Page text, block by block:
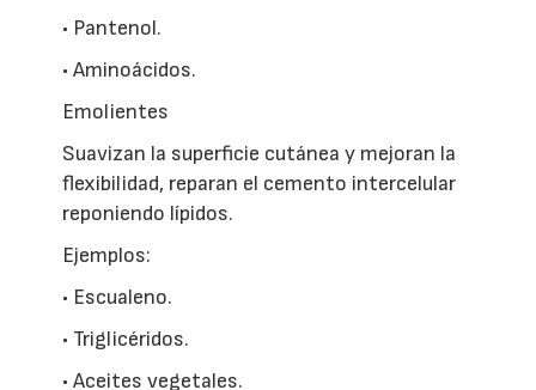
• Pantenol.
• Aminoácidos.
Emolientes
Suavizan la superficie cutánea y mejoran la
flexibilidad, reparan el cemento intercelular
reponiendo lípidos.
Ejemplos:
• Escualeno.
• Triglicéridos.
• Aceites vegetales.